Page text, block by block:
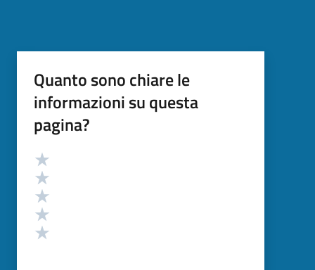
Quanto sono chiare le
informazioni su questa
pagina?
Valutazione